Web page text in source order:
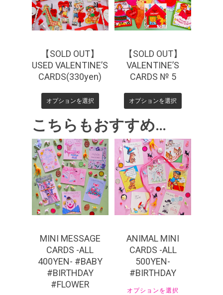
【SOLD OUT】
USED VALENTINE’S
CARDS(330yen)
オプションを選択
【SOLD OUT】
VALENTINE’S
CARDS № 5
オプションを選択
こちらもおすすめ…
¥440
MINI MESSAGE
CARDS -ALL
400YEN- #BABY
#BIRTHDAY
#FLOWER
¥550
ANIMAL MINI
CARDS -ALL
500YEN-
#BIRTHDAY
オプションを選択